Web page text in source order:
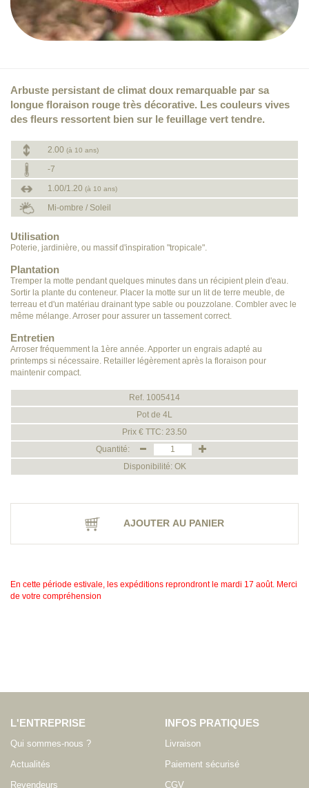
Arbuste persistant de climat doux remarquable par sa
longue floraison rouge très décorative. Les couleurs vives
des fleurs ressortent bien sur le feuillage vert tendre.
2.00 (à 10 ans)
-7
1.00/1.20 (à 10 ans)
Mi-ombre / Soleil
Utilisation
Poterie, jardinière, ou massif d'inspiration "tropicale".
Plantation
Tremper la motte pendant quelques minutes dans un récipient plein d'eau.
Sortir la plante du conteneur. Placer la motte sur un lit de terre meuble, de
terreau et d'un matériau drainant type sable ou pouzzolane. Combler avec le
même mélange. Arroser pour assurer un tassement correct.
Entretien
Arroser fréquemment la 1ère année. Apporter un engrais adapté au
printemps si nécessaire. Retailler légèrement après la floraison pour
maintenir compact.
Ref. 1005414
Pot de 4L
Prix € TTC: 23.50
Quantité:
Disponibilité: OK
AJOUTER AU PANIER
En cette période estivale, les expéditions reprondront le mardi 17 août. Merci
de votre compréhension
L'ENTREPRISE
Qui sommes-nous ?
Actualités
Revendeurs
INFOS PRATIQUES
Livraison
Paiement sécurisé
CGV